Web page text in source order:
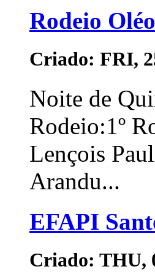
Rodeio
Criado: FRI,
Noite de
Rodeio:1º
Lençois
Arandu...
EFAPI
Criado: THU,